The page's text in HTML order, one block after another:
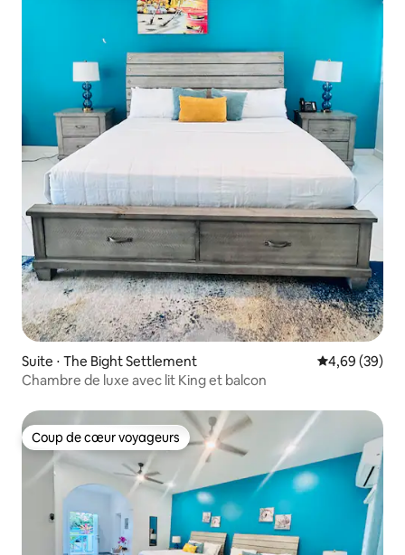
Suite ⋅ The Bight Settlement Évaluation
4,69 (39)
Chambre de luxe avec lit King et balcon
Coup de cœur voyageurs
Coup de cœur voyageurs